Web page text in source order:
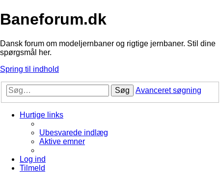
Baneforum.dk
Dansk forum om modeljernbaner og rigtige jernbaner. Stil dine
spørgsmål her.
Spring til indhold
Søg Avanceret søgning
Hurtige links
Ubesvarede indlæg
Aktive emner
Log ind
Tilmeld